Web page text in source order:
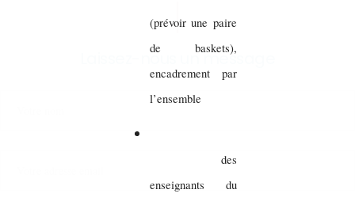
(prévoir une paire
de baskets),
encadrement par
l’ensemble
des
enseignants du
Laissez-nous un message